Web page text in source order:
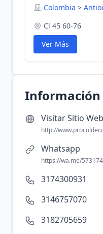
Colombia >
Cl 45 60-76
Ver Más
Información
Visitar Sitio Web
http://
Whatsapp
https://wa.me/
3174300931
3146757070
3182705659